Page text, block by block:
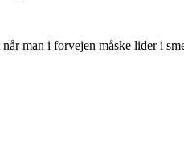
man i forvejen måske lider i